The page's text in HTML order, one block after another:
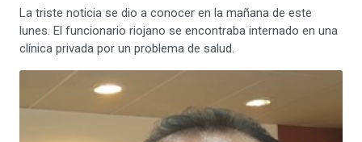
La triste noticia se dio a conocer en la mañana de este
lunes. El funcionario riojano se encontraba internado en una
clínica privada por un problema de salud.